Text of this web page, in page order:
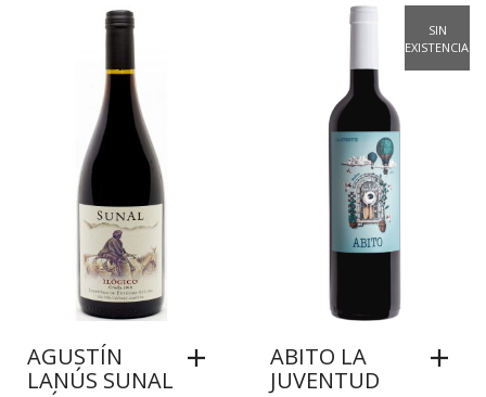
AGUSTÍN
LANÚS SUNAL
SIN
EXISTENCIAS
ABITO LA
JUVENTUD